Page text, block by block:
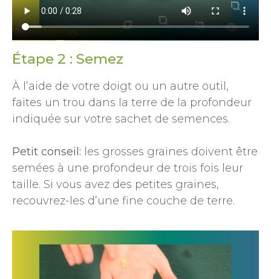
Étape 2 : Semez
À l’aide de votre doigt ou un autre outil,
faites un trou dans la terre de la profondeur
indiquée sur votre sachet de semences.
Petit conseil: les grosses graines doivent être
semées à une profondeur de trois fois leur
taille. Si vous avez des petites graines,
recouvrez-les d’une fine couche de terre.